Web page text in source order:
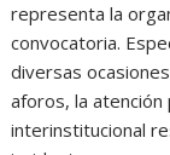
representa la
convocatoria.
diversas
aforos, la atención
interinstitucional